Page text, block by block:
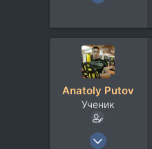
925
Anatoly Putov
Ученик
24 Май 2009